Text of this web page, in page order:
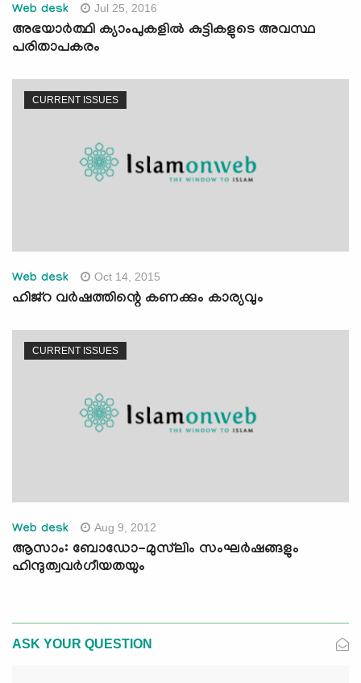
Web desk Jul 25, 2016
അഭയാര്‍ത്ഥി ക്യാംപുകളില്‍ കുട്ടികളുടെ അവസ്ഥ
പരിതാപകരം
CURRENT ISSUES
Web desk Oct 14, 2015
ഹിജ്‌റ വര്‍ഷത്തിന്റെ കണക്കും കാര്യവും
CURRENT ISSUES
Web desk Aug 9, 2012
ആസാം: ബോഡോ-മുസ്‌ലിം സംഘര്‍ഷങ്ങളും
ഹിന്ദുത്വവര്‍ഗീയതയും
ASK YOUR QUESTION